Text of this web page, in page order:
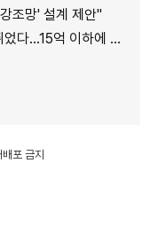
조망' 설계 제안"
이하에 실수요 몰려
포 금지